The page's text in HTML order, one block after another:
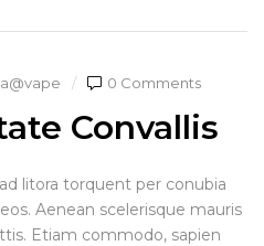
0 Comments
Convallis
litora torquent per conubia
Aenean scelerisque mauris
Etiam commodo, sapien